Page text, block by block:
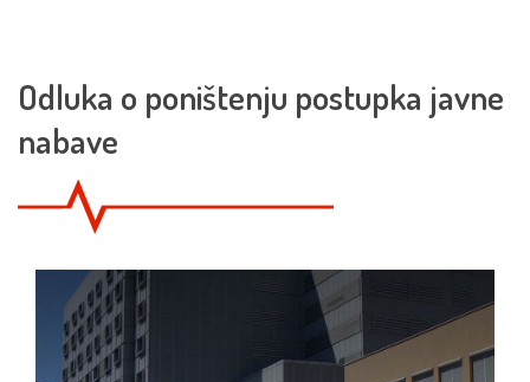
Odluka o poništenju postupka javne
nabave